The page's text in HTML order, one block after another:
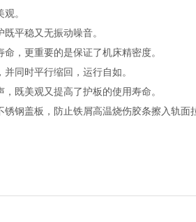
。
平稳又无振动噪音。
，更重要的是保证了机床精密度。
同时平行缩回，运行自如。
既美观又提高了护板的使用寿命。
钢盖板，防止铁屑高温烧伤胶条擦入轨面